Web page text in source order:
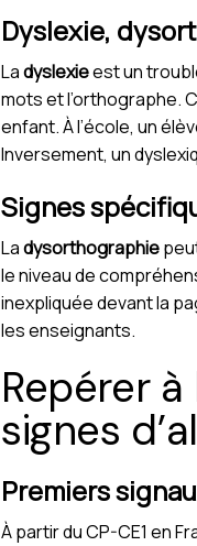
Dyslexie,
Ladyslexieest un
mots et l’orthographe.
enfant. À l’école, un
Inversement, un
Signes
Ladysorthographie
le niveau de
inexpliquée devant la
les enseignants.
Repérer
signes
Premiers
À partir du CP-CE1 en